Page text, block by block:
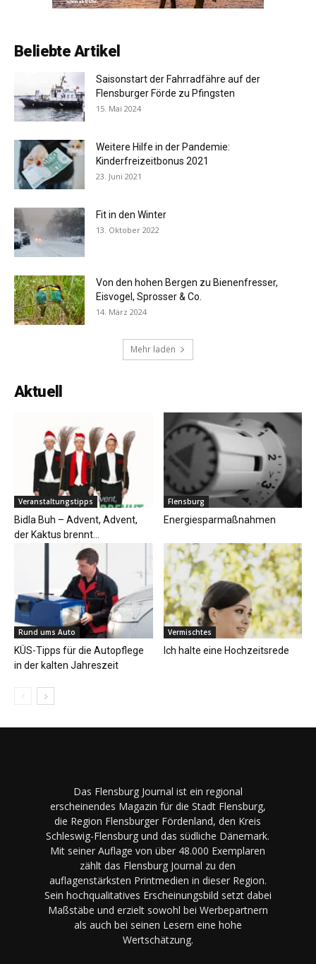
Beliebte Artikel
Saisonstart der Fahrradfähre auf der
Flensburger Förde zu Pfingsten
15. Mai 2024
Weitere Hilfe in der Pandemie:
Kinderfreizeitbonus 2021
23. Juni 2021
Fit in den Winter
13. Oktober 2022
Von den hohen Bergen zu Bienenfresser,
Eisvogel, Sprosser & Co.
14. März 2024
Mehr laden
Aktuell
Veranstaltungstipps
Bidla Buh – Advent, Advent,
der Kaktus brennt…
Flensburg
Energiesparmaßnahmen
Rund ums Auto
KÜS-Tipps für die Autopflege
in der kalten Jahreszeit
Vermischtes
Ich halte eine Hochzeitsrede
Das Flensburg Journal ist ein regional
erscheinendes Magazin für die Stadt Flensburg,
die Region Flensburger Fördenland, den Kreis
Schleswig-Flensburg und das südliche Dänemark.
Mit seiner Auflage von über 48.000 Exemplaren
zählt das Flensburg Journal zu den
auflagenstärksten Printmedien in dieser Region.
Sein hochqualitatives Erscheinungsbild setzt dabei
Maßstäbe und erzielt sowohl bei Werbepartnern
als auch bei seinen Lesern eine hohe
Wertschätzung.